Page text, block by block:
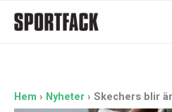
Hem Nyheter Skechers blir